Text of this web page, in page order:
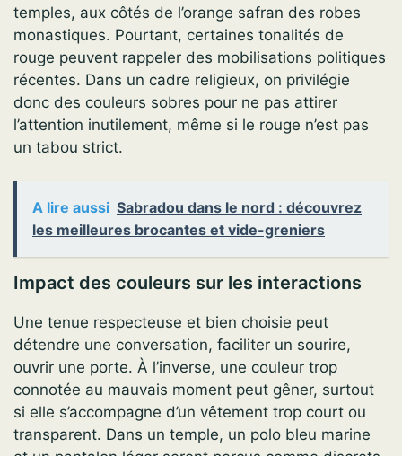
temples, aux côtés de l’orange safran des robes
monastiques. Pourtant, certaines tonalités de
rouge peuvent rappeler des mobilisations politiques
récentes. Dans un cadre religieux, on privilégie
donc des couleurs sobres pour ne pas attirer
l’attention inutilement, même si le rouge n’est pas
un tabou strict.
A lire aussi Sabradou dans le nord : découvrez
les meilleures brocantes et vide-greniers
Impact des couleurs sur les interactions
Une tenue respecteuse et bien choisie peut
détendre une conversation, faciliter un sourire,
ouvrir une porte. À l’inverse, une couleur trop
connotée au mauvais moment peut gêner, surtout
si elle s’accompagne d’un vêtement trop court ou
transparent. Dans un temple, un polo bleu marine